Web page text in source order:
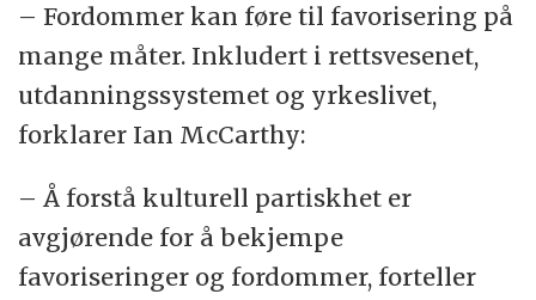
– Fordommer kan føre til favorisering på
mange måter. Inkludert i rettsvesenet,
utdanningssystemet og yrkeslivet,
forklarer Ian McCarthy:
– Å forstå kulturell partiskhet er
avgjørende for å bekjempe
favoriseringer og fordommer, forteller